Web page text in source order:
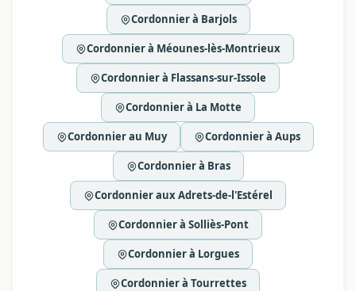
Cordonnier à Barjols
Cordonnier à Méounes-lès-Montrieux
Cordonnier à Flassans-sur-Issole
Cordonnier à La Motte
Cordonnier au Muy Cordonnier à Aups
Cordonnier à Bras
Cordonnier aux Adrets-de-l'Estérel
Cordonnier à Solliès-Pont
Cordonnier à Lorgues
Cordonnier à Tourrettes